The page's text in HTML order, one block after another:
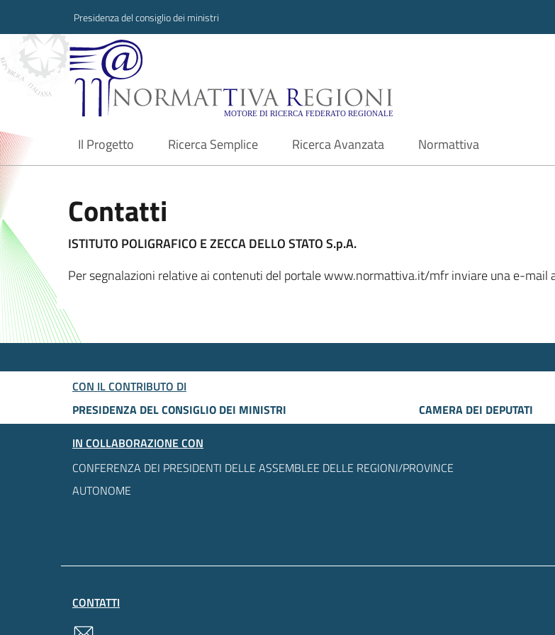
Presidenza del consiglio dei ministri
Normattiva Regioni - Motore di
Il Progetto
current Ricerca Semplice Ricerca Avanzata Normattiva
Contatti
ISTITUTO POLIGRAFICO E ZECCA DELLO STATO S.p.A.
Per segnalazioni relative ai contenuti del portale www.normattiva.it/mfr inviare una e-mail
CON IL CONTRIBUTO DI
PRESIDENZA DEL CONSIGLIO DEI MINISTRI
CAMERA DEI DEPUTATI
IN COLLABORAZIONE CON
CONFERENZA DEI PRESIDENTI DELLE ASSEMBLEE DELLE REGIONI/PROVINCE
AUTONOME
CONTATTI